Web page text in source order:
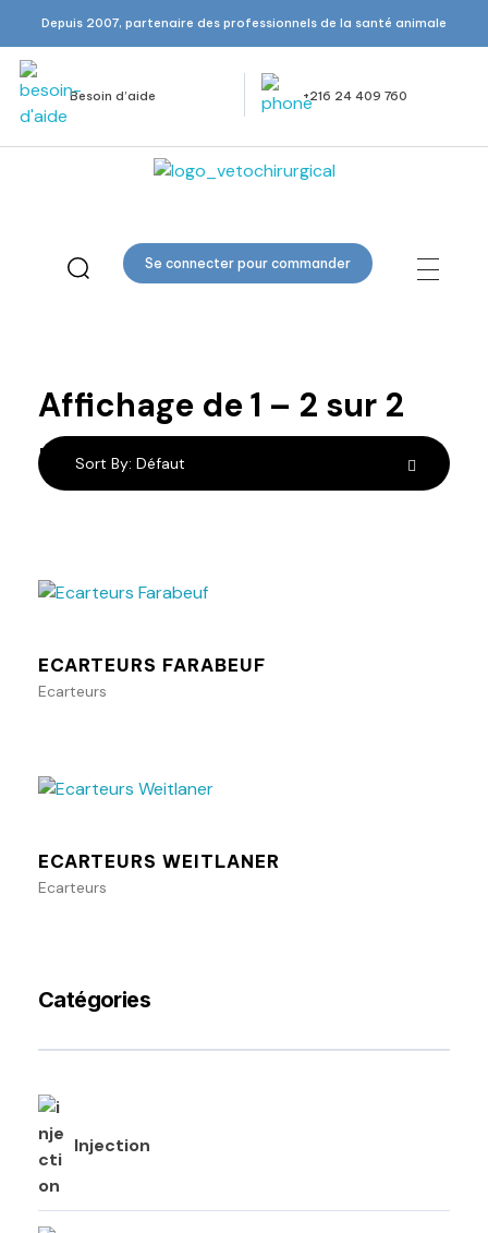
Depuis 2007, partenaire des professionnels de la santé animale
Besoin d’aide +216 24 409 760
Veto Chirurgical
Se connecter pour commander
Affichage de 1 – 2 sur 2
résultats
Sort By: Défaut
ECARTEURS FARABEUF
Ecarteurs
ECARTEURS WEITLANER
Ecarteurs
Catégories
Injection